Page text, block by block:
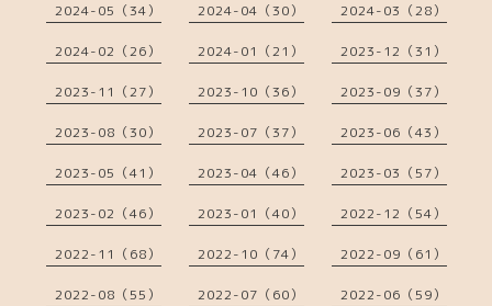
2024-05（34） 2024-04（30） 2024-03（28）
2024-02（26） 2024-01（21） 2023-12（31）
2023-11（27） 2023-10（36） 2023-09（37）
2023-08（30） 2023-07（37） 2023-06（43）
2023-05（41） 2023-04（46） 2023-03（57）
2023-02（46） 2023-01（40） 2022-12（54）
2022-11（68） 2022-10（74） 2022-09（61）
2022-08（55） 2022-07（60） 2022-06（59）